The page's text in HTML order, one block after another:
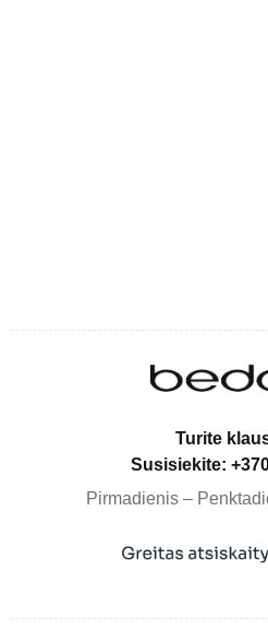
Turite
Susisiekite:
Pirmadienis –